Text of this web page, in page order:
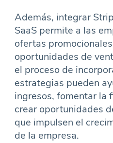
Además, integrar
SaaS permite a las
ofertas
oportunidades de
el proceso de
estrategias pueden
ingresos, fomentar la
crear oportunidades
que impulsen el
de la empresa.